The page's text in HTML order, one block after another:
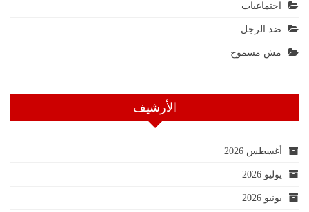
اجتماعيات
ضد الرجل
مش مسموح
الأرشيف
أغسطس 2026
يوليو 2026
يونيو 2026